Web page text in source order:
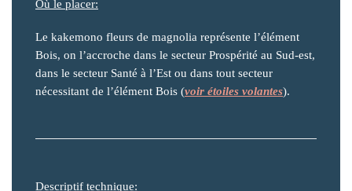
Où le placer:
Le kakemono fleurs de magnolia représente l’élément
Bois, on l’accroche dans le secteur Prospérité au Sud-est,
dans le secteur Santé à l’Est ou dans tout secteur
nécessitant de l’élément Bois (voir étoiles volantes).
Descriptif technique: